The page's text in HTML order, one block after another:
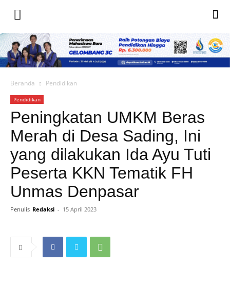
Beranda Pendidikan
Pendidikan
Peningkatan UMKM Beras
Merah di Desa Sading, Ini
yang dilakukan Ida Ayu Tuti
Peserta KKN Tematik FH
Unmas Denpasar
Penulis Redaksi - 15 April 2023